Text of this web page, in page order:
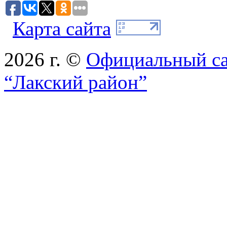
Карта сайта
2026 г. © Официальный
“Лакский район”